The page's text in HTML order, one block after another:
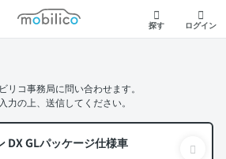
モビリコ
探す ログイン
リコ事務局に問い合わせます。
力の上、送信してください。
DX GLパッケージ仕様車